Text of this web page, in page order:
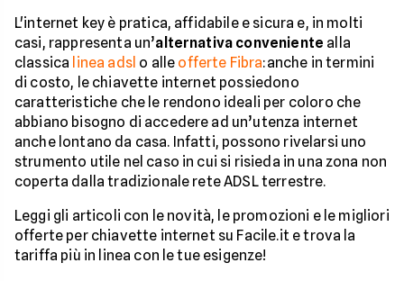
L'internet key è pratica, affidabile e sicura e, in molti
casi, rappresenta un’alternativa conveniente alla
classica linea adsl o alle offerte Fibra:anche in termini
di costo, le chiavette internet possiedono
caratteristiche che le rendono ideali per coloro che
abbiano bisogno di accedere ad un’utenza internet
anche lontano da casa. Infatti, possono rivelarsi uno
strumento utile nel caso in cui si risieda in una zona non
coperta dalla tradizionale rete ADSL terrestre.
Leggi gli articoli con le novità, le promozioni e le migliori
offerte per chiavette internet su Facile.it e trova la
tariffa più in linea con le tue esigenze!